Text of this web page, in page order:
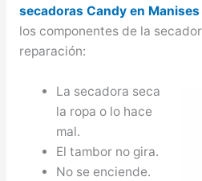
secadoras Candy en Manises
los componentes de la
reparación:
La secadora seca
la ropa o lo hace
mal.
El tambor no gira.
No se enciende.